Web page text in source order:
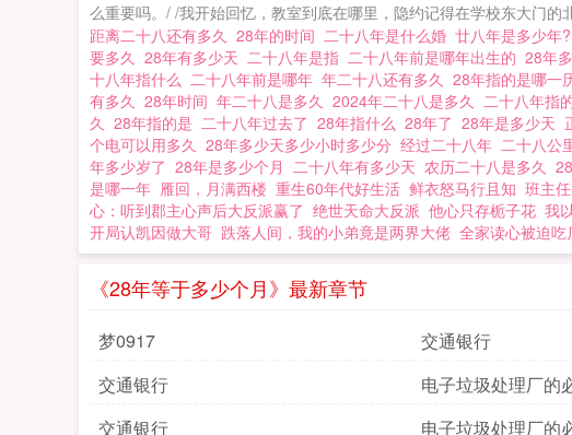
么重要吗。/ /我开始回忆，教室到底在哪里，隐约记得在学校东大门
距离二十八还有多久 28年的时间 二十八年是什么婚 廿八年是多少年?
要多久 28年有多少天 二十八年是指 二十八年前是哪年出生的 28年
十八年指什么 二十八年前是哪年 年二十八还有多久 28年指的是哪一
有多久 28年时间 年二十八是多久 2024年二十八是多久 二十八年指
久 28年指的是 二十八年过去了 28年指什么 28年了 28年是多少天
个电可以用多久 28年多少天多少小时多少分 经过二十八年 二十八公
年多少岁了 28年是多少个月 二十八年有多少天 农历二十八是多久
是哪一年 雁回，月满西楼 重生60年代好生活 鲜衣怒马行且知 班主
心：听到郡主心声后大反派赢了 绝世天命大反派 他心只存栀子花 我
开局认凯因做大哥 跌落人间，我的小弟竟是两界大佬 全家读心被迫
《28年等于多少个月》最新章节
梦0917 交通银行
交通银行
电子垃圾处理厂的
交通银行
电子垃圾处理厂的